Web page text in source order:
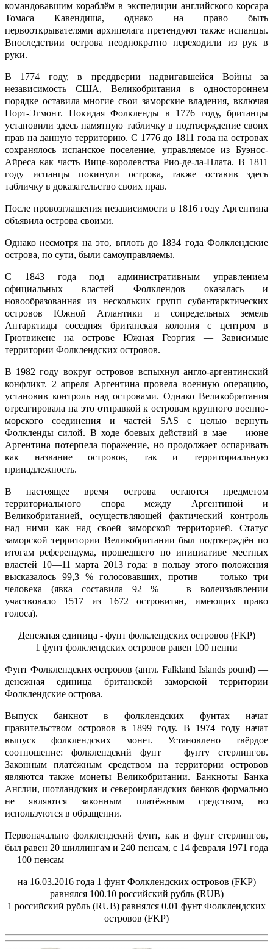
командовавшим кораблём в экспедиции английского корсара
Томаса Кавендиша, однако на право быть
первооткрывателями архипелага претендуют также испанцы.
Впоследствии острова неоднократно переходили из рук в
руки.
В 1774 году, в преддверии надвигавшейся Войны за
независимость США, Великобритания в одностороннем
порядке оставила многие свои заморские владения, включая
Порт-Эгмонт. Покидая Фолкленды в 1776 году, британцы
установили здесь памятную табличку в подтверждение своих
прав на данную территорию. С 1776 до 1811 года на островах
сохранялось испанское поселение, управляемое из Буэнос-
Айреса как часть Вице-королевства Рио-де-ла-Плата. В 1811
году испанцы покинули острова, также оставив здесь
табличку в доказательство своих прав.
После провозглашения независимости в 1816 году Аргентина
объявила острова своими.
Однако несмотря на это, вплоть до 1834 года Фолклендские
острова, по сути, были самоуправляемы.
C 1843 года под административным управлением
официальных властей Фолклендов оказалась и
новообразованная из нескольких групп субантарктических
островов Южной Атлантики и сопредельных земель
Антарктиды соседняя британская колония с центром в
Грютвикене на острове Южная Георгия — Зависимые
территории Фолклендских островов.
В 1982 году вокруг островов вспыхнул англо-аргентинский
конфликт. 2 апреля Аргентина провела военную операцию,
установив контроль над островами. Однако Великобритания
отреагировала на это отправкой к островам крупного военно-
морского соединения и частей SAS с целью вернуть
Фолкленды силой. В ходе боевых действий в мае — июне
Аргентина потерпела поражение, но продолжает оспаривать
как название островов, так и территориальную
принадлежность.
В настоящее время острова остаются предметом
территориального спора между Аргентиной и
Великобританией, осуществляющей фактический контроль
над ними как над своей заморской территорией. Статус
заморской территории Великобритании был подтверждён по
итогам референдума, прошедшего по инициативе местных
властей 10—11 марта 2013 года: в пользу этого положения
высказалось 99,3 % голосовавших, против — только три
человека (явка составила 92 % — в волеизъявлении
участвовало 1517 из 1672 островитян, имеющих право
голоса).
Денежная единица - фунт фолклендских островов (FKP)
1 фунт фолклендских островов равен 100 пенни
Фунт Фолклендских островов (англ. Falkland Islands pound) —
денежная единица британской заморской территории
Фолклендские острова.
Выпуск банкнот в фолклендских фунтах начат
правительством островов в 1899 году. В 1974 году начат
выпуск фолклендских монет. Установлено твёрдое
соотношение: фолклендский фунт = фунту стерлингов.
Законным платёжным средством на территории островов
являются также монеты Великобритании. Банкноты Банка
Англии, шотландских и североирландских банков формально
не являются законным платёжным средством, но
используются в обращении.
Первоначально фолклендский фунт, как и фунт стерлингов,
был равен 20 шиллингам и 240 пенсам, с 14 февраля 1971 года
— 100 пенсам
на 16.03.2016 года 1 фунт Фолклендских островов (FKP)
равнялся 100.10 российский рубль (RUB)
1 российский рубль (RUB) равнялся 0.01 фунт Фолклендских
островов (FKP)